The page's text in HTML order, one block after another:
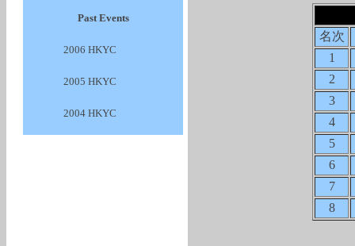
Past Events
2006 HKYC
2005 HKYC
2004 HKYC
名次
1
2
3
4
5
6
7
8